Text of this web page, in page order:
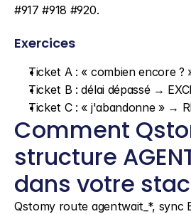
#917 #918 #920.
Exercices
Ticket A : « combien encore ?
Ticket B : délai dépassé →
Ticket C : « j'abandonne » →
Comment
structure
dans votre
Qstomy route agentwait_*, sync